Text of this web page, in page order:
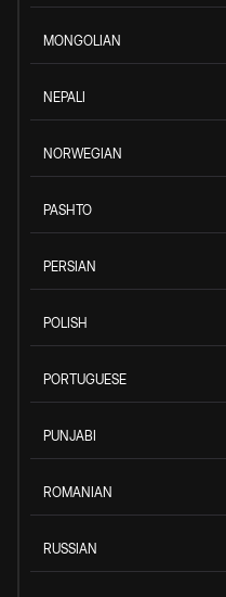
MONGOLIAN
NEPALI
NORWEGIAN
PASHTO
PERSIAN
POLISH
PORTUGUESE
PUNJABI
ROMANIAN
RUSSIAN